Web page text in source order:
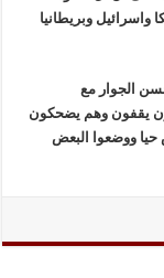
وبريطانيا
الجوار مع
يقفون وهم يضحكون
حيا ووضعوا البعض